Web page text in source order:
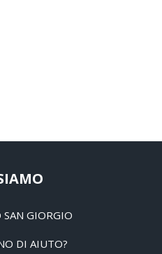
SAN GIORGIO
DI AIUTO?